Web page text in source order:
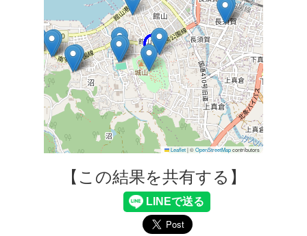
Leaflet|©OpenStreetMapcontributors
【この結果を共有する】